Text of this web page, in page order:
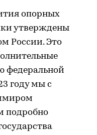
опорных
утверждены
России. Это
федеральной
году мы с
подробно